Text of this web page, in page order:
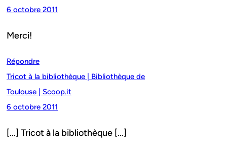
6 octobre 2011
Merci!
Répondre
Tricot à la bibliothèque | Bibliothèque de
Toulouse | Scoop.it
6 octobre 2011
[…] Tricot à la bibliothèque […]